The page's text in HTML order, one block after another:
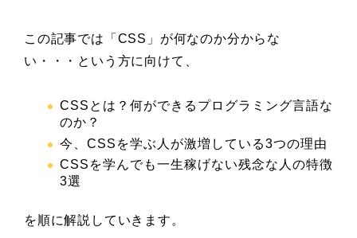
この記事では「CSS」が何なのか分からな
い・・・という方に向けて、
CSSとは？何ができるプログラミング言語な
のか？
今、CSSを学ぶ人が激増している3つの理由
CSSを学んでも一生稼げない残念な人の特徴
3選
を順に解説していきます。